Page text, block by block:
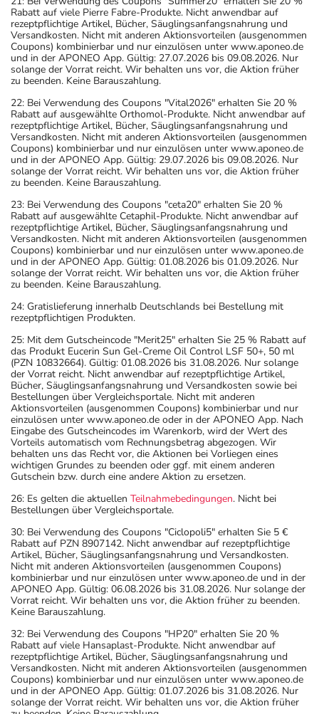
auf eine Überdosierung umgehend mit einem Arzt in
Verbindung.
Einnahme vergessen?
Setzen Sie die Einnahme zum nächsten vorgeschriebenen
Zeitpunkt ganz normal (also nicht mit der doppelten
Menge) fort.
Generell gilt: Achten Sie vor allem bei Säuglingen,
Kleinkindern und älteren Menschen auf eine
gewissenhafte Dosierung. Im Zweifelsfalle fragen Sie
Ihren Arzt oder Apotheker nach etwaigen Auswirkungen
oder Vorsichtsmaßnahmen.
Eine vom Arzt verordnete Dosierung kann von den
Angaben der Packungsbeilage abweichen. Da der Arzt sie
individuell abstimmt, sollten Sie das Arzneimittel daher
nach seinen Anweisungen anwenden.
Aufbewahrung
Aufbewahrung
Das Arzneimittel muss im Dunkeln (z.B. im Umkarton)
aufbewahrt werden.
Wichtige Hinweise
Was sollten Sie beachten?
- Vorsicht: Das Reaktionsvermögen kann auch bei
bestimmungsgemäßem Gebrauch beeinträchtigt sein.
Achten Sie vor allem darauf, wenn Sie am Straßenverkehr
teilnehmen oder Maschinen (auch im Haushalt) bedienen,
mit denen Sie sich verletzen können.
- Vorsicht: Vermeiden Sie die Einnahme von Alkohol.
- Durch plötzliches Absetzen können Probleme oder
Beschwerden auftreten. Deshalb sollte die Behandlung
langsam, das heißt mit einem schrittweisen
Ausschleichen der Dosis, beendet werden. Lassen Sie
sich dazu am besten von Ihrem Arzt oder Apotheker
beraten.
- Vorsicht bei Allergie gegen Polyethylenglykol(PEG)-
haltige Stoffe!
Rabatt auf viele Pierre Fabre-Produkte. Nicht anwendbar auf
rezeptpflichtige Artikel, Bücher, Säuglingsanfangsnahrung und
Versandkosten. Nicht mit anderen Aktionsvorteilen (ausgenommen
Coupons) kombinierbar und nur einzulösen unter www.aponeo.de
und in der APONEO App. Gültig: 27.07.2026 bis 09.08.2026. Nur
solange der Vorrat reicht. Wir behalten uns vor, die Aktion früher
zu beenden. Keine Barauszahlung.
22: Bei Verwendung des Coupons "Vital2026" erhalten Sie 20 %
Rabatt auf ausgewählte Orthomol-Produkte. Nicht anwendbar auf
rezeptpflichtige Artikel, Bücher, Säuglingsanfangsnahrung und
Versandkosten. Nicht mit anderen Aktionsvorteilen (ausgenommen
Coupons) kombinierbar und nur einzulösen unter www.aponeo.de
und in der APONEO App. Gültig: 29.07.2026 bis 09.08.2026. Nur
solange der Vorrat reicht. Wir behalten uns vor, die Aktion früher
zu beenden. Keine Barauszahlung.
23: Bei Verwendung des Coupons "ceta20" erhalten Sie 20 %
Rabatt auf ausgewählte Cetaphil-Produkte. Nicht anwendbar auf
rezeptpflichtige Artikel, Bücher, Säuglingsanfangsnahrung und
Versandkosten. Nicht mit anderen Aktionsvorteilen (ausgenommen
Coupons) kombinierbar und nur einzulösen unter www.aponeo.de
und in der APONEO App. Gültig: 01.08.2026 bis 01.09.2026. Nur
solange der Vorrat reicht. Wir behalten uns vor, die Aktion früher
zu beenden. Keine Barauszahlung.
24: Gratislieferung innerhalb Deutschlands bei Bestellung mit
rezeptpflichtigen Produkten.
25: Mit dem Gutscheincode "Merit25" erhalten Sie 25 % Rabatt auf
das Produkt Eucerin Sun Gel-Creme Oil Control LSF 50+, 50 ml
(PZN 10832664). Gültig: 01.08.2026 bis 31.08.2026. Nur solange
der Vorrat reicht. Nicht anwendbar auf rezeptpflichtige Artikel,
Bücher, Säuglingsanfangsnahrung und Versandkosten sowie bei
Bestellungen über Vergleichsportale. Nicht mit anderen
Aktionsvorteilen (ausgenommen Coupons) kombinierbar und nur
einzulösen unter www.aponeo.de oder in der APONEO App. Nach
Eingabe des Gutscheincodes im Warenkorb, wird der Wert des
Vorteils automatisch vom Rechnungsbetrag abgezogen. Wir
behalten uns das Recht vor, die Aktionen bei Vorliegen eines
wichtigen Grundes zu beenden oder ggf. mit einem anderen
Gutschein bzw. durch eine andere Aktion zu ersetzen.
26: Es gelten die aktuellen Teilnahmebedingungen. Nicht bei
Bestellungen über Vergleichsportale.
30: Bei Verwendung des Coupons "Ciclopoli5" erhalten Sie 5 €
Rabatt auf PZN 8907142. Nicht anwendbar auf rezeptpflichtige
Artikel, Bücher, Säuglingsanfangsnahrung und Versandkosten.
Nicht mit anderen Aktionsvorteilen (ausgenommen Coupons)
kombinierbar und nur einzulösen unter www.aponeo.de und in der
APONEO App. Gültig: 06.08.2026 bis 31.08.2026. Nur solange der
Vorrat reicht. Wir behalten uns vor, die Aktion früher zu beenden.
Keine Barauszahlung.
32: Bei Verwendung des Coupons "HP20" erhalten Sie 20 %
Rabatt auf viele Hansaplast-Produkte. Nicht anwendbar auf
rezeptpflichtige Artikel, Bücher, Säuglingsanfangsnahrung und
Versandkosten. Nicht mit anderen Aktionsvorteilen (ausgenommen
Coupons) kombinierbar und nur einzulösen unter www.aponeo.de
und in der APONEO App. Gültig: 01.07.2026 bis 31.08.2026. Nur
solange der Vorrat reicht. Wir behalten uns vor, die Aktion früher